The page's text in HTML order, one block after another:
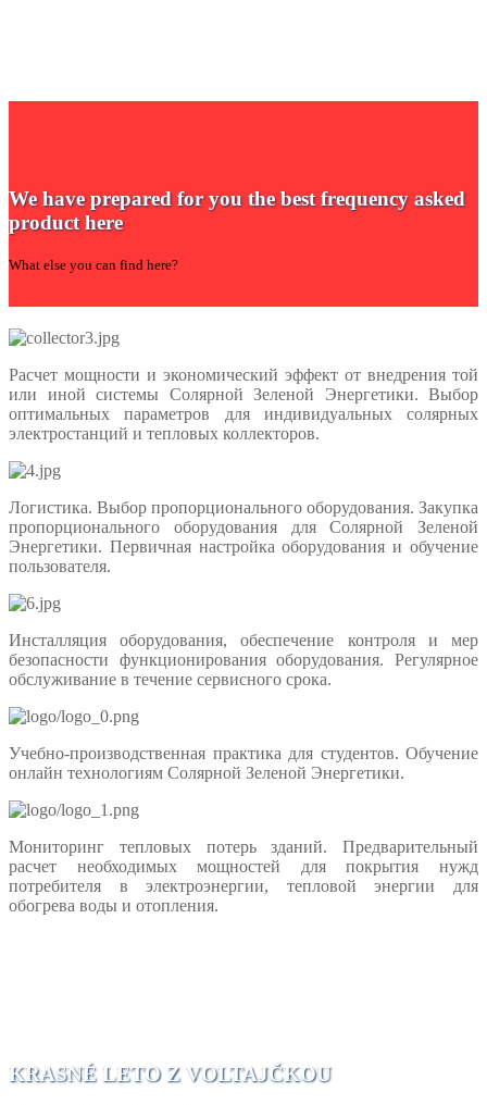
We have prepared for you the best frequency asked
product here
What else you can find here?
Расчет мощности и экономический эффект от внедрения той
или иной системы Солярной Зеленой Энергетики. Выбор
оптимальных параметров для индивидуальных солярных
электростанций и тепловых коллекторов.
Логистика. Выбор пропорционального оборудования. Закупка
пропорционального оборудования для Солярной Зеленой
Энергетики. Первичная настройка оборудования и обучение
пользователя.
Инсталляция оборудования, обеспечение контроля и мер
безопасности функционирования оборудования. Регулярное
обслуживание в течение сервисного срока.
Учебно-производственная практика для студентов. Обучение
онлайн технологиям Солярной Зеленой Энергетики.
Мониторинг тепловых потерь зданий. Предварительный
расчет необходимых мощностей для покрытия нужд
потребителя в электроэнергии, тепловой энергии для
обогрева воды и отопления.
KRASNÉ LETO Z VOLTAJČKOU